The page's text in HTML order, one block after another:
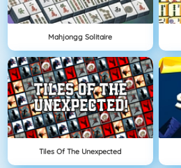
Mahjongg Solitaire
Tiles Of The Unexpected